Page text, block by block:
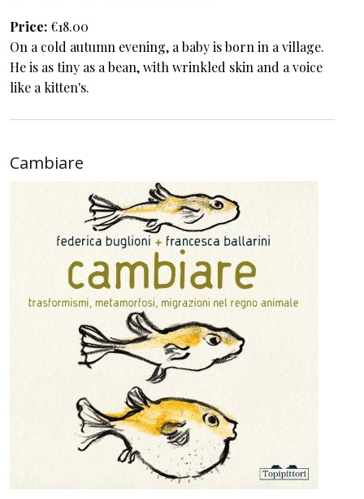
Price €18.00
On a cold autumn evening, a baby is born in a village.
He is as tiny as a bean, with wrinkled skin and a voice
like a kitten's.
Cambiare